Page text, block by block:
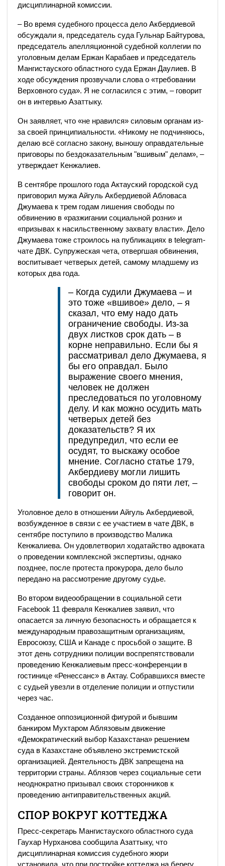
дисциплинарной комиссии.
– Во время судебного процесса дело Акбердиевой
обсуждали я, председатель суда Гульнар Байтурова,
председатель апелляционной судебной коллегии по
уголовным делам Ержан Карабаев и председатель
Мангистауского областного суда Ержан Даулиев. В
ходе обсуждения прозвучали слова о «требовании
Верховного суда». Я не согласился с этим, – говорит
он в интервью Азаттыку.
Он заявляет, что «не нравился» силовым органам из-
за своей принципиальности. «Никому не подчиняюсь,
делаю всё согласно закону, выношу оправдательные
приговоры по бездоказательным "вшивым" делам», –
утверждает Кенжалиев.
В сентябре прошлого года Актауский городской суд
приговорил мужа Айгуль Акбердиевой Абловаса
Джумаева к трем годам лишения свободы по
обвинению в «разжигании социальной розни» и
«призывах к насильственному захвату власти». Дело
Джумаева тоже строилось на публикациях в telegram-
чате ДВК. Супружеская чета, отвергшая обвинения,
воспитывает четверых детей, самому младшему из
которых два года.
– Когда судили Джумаева – и
это тоже «вшивое» дело, – я
сказал, что ему надо дать
ограничение свободы. Из-за
двух листков срок дать – в
корне неправильно. Если бы я
рассматривал дело Джумаева, я
бы его оправдал. Было
выражение своего мнения,
человек не должен
преследоваться по уголовному
делу. И как можно осудить мать
четверых детей без
доказательств? Я их
предупредил, что если ее
осудят, то выскажу особое
мнение. Согласно статье 179,
Акбердиеву могли лишить
свободы сроком до пяти лет, –
говорит он.
Уголовное дело в отношении Айгуль Акбердиевой,
возбужденное в связи с ее участием в чате ДВК, в
сентябре поступило в производство Малика
Кенжалиева. Он удовлетворил ходатайство адвоката
о проведении комплексной экспертизы, однако
позднее, после протеста прокурора, дело было
передано на рассмотрение другому судье.
Во втором видеообращении в социальной сети
Facebook 11 февраля Кенжалиев заявил, что
опасается за личную безопасность и обращается к
международным правозащитным организациям,
Евросоюзу, США и Канаде с просьбой о защите. В
этот день сотрудники полиции воспрепятствовали
проведению Кенжалиевым пресс-конференции в
гостинице «Ренессанс» в Актау. Собравшихся вместе
с судьей увезли в отделение полиции и отпустили
через час.
Созданное оппозиционной фигурой и бывшим
банкиром Мухтаром Аблязовым движение
«Демократический выбор Казахстана» решением
суда в Казахстане объявлено экстремистской
организацией. Деятельность ДВК запрещена на
территории страны. Аблязов через социальные сети
неоднократно призывал своих сторонников к
проведению антиправительственных акций.
СПОР ВОКРУГ КОТТЕДЖА
Пресс-секретарь Мангистауского областного суда
Гаухар Нурханова сообщила Азаттыку, что
дисциплинарная комиссия судебного жюри